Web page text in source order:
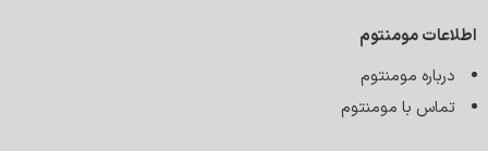
اطلاعات مومنتوم
درباره مومنتوم
تماس با مومنتوم